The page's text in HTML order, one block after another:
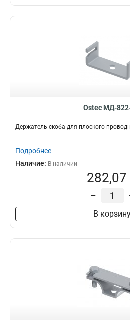
Ostec МД-
Держатель-скоба для плоского
Подробнее
Наличие: В наличии
282,07
–
В